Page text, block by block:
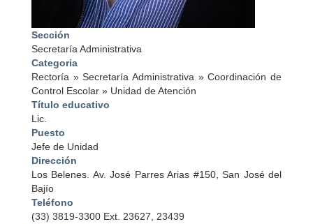
Sección
Secretaría Administrativa
Categoria
Rectoría »Secretaría Administrativa »Coordinación de
Control Escolar » Unidad de Atención
Título educativo
Lic.
Puesto
Jefe de Unidad
Dirección
Los Belenes. Av. José Parres Arias #150, San José del
Bajío
Teléfono
(33) 3819-3300 Ext. 23627, 23439